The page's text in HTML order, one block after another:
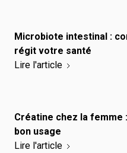
Microbiote intestinal :
régit votre santé
Lire l'article
Créatine chez la
bon usage
Lire l'article